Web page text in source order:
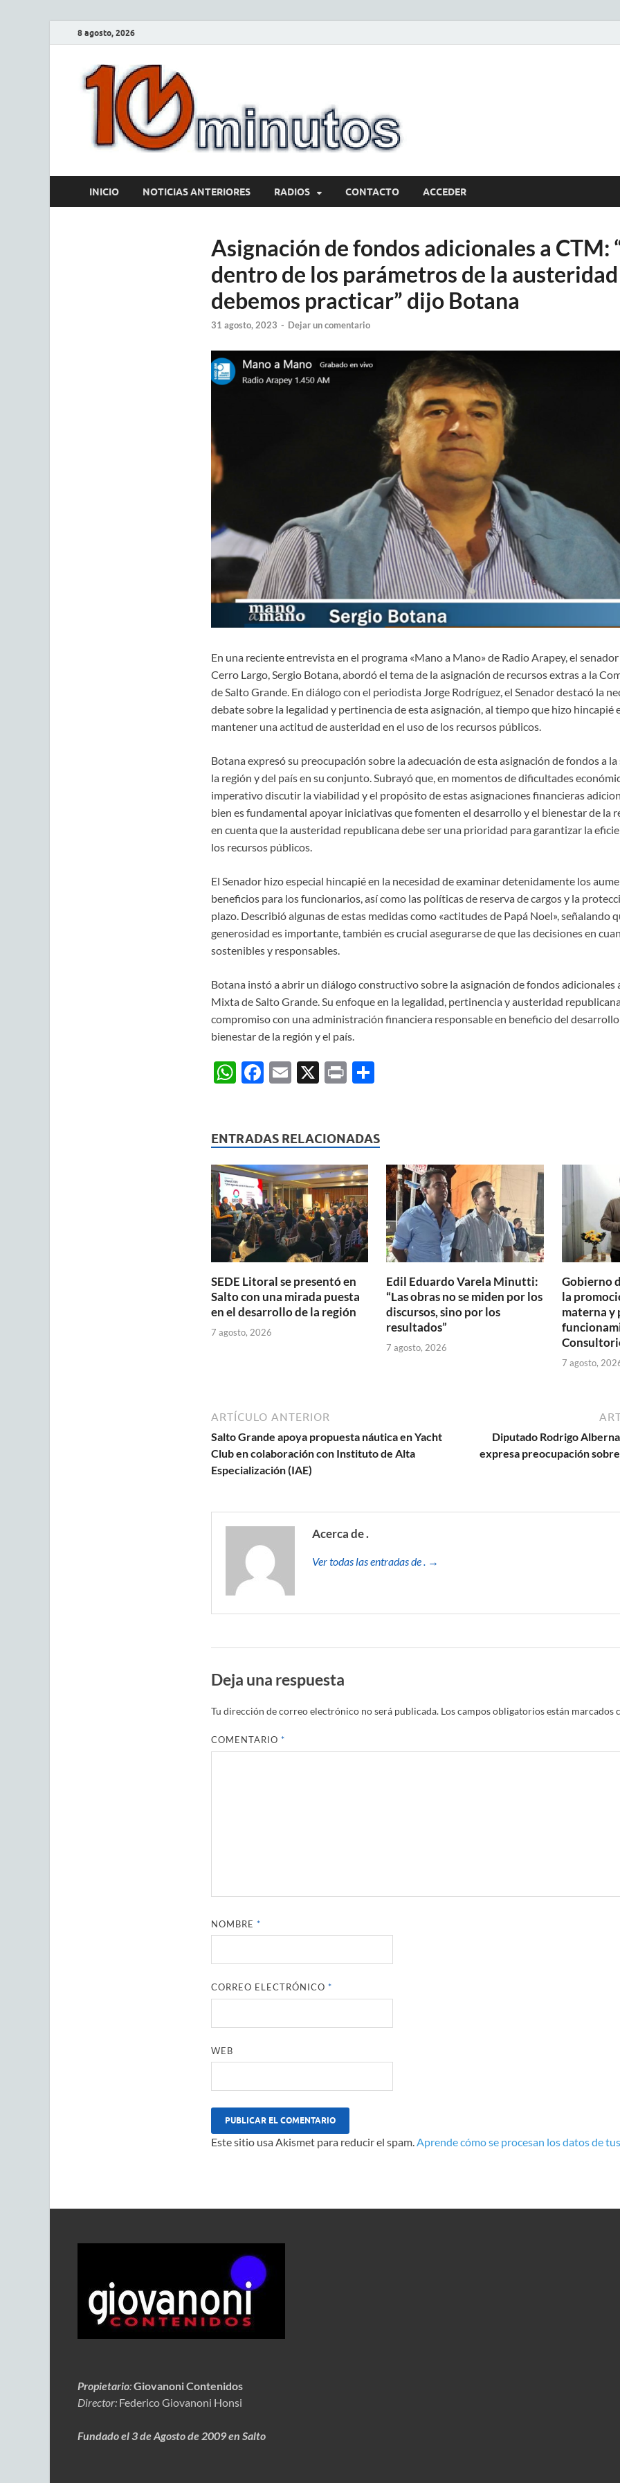
8 agosto, 2026
INICIO NOTICIAS ANTERIORES RADIOS CONTACTO ACCEDER
Asignación de fondos adicionales a CTM:
dentro de los parámetros de la
debemos practicar” dijo Botana
31 agosto, 2023 - Dejar un comentario
En una reciente entrevista en el programa «Mano a Mano» de Radio Arapey, el
Cerro Largo, Sergio Botana, abordó el tema de la asignación de recursos extras a la
de Salto Grande. En diálogo con el periodista Jorge Rodríguez, el Senador destacó la
debate sobre la legalidad y pertinencia de esta asignación, al tiempo que hizo hincapié
mantener una actitud de austeridad en el uso de los recursos públicos.
Botana expresó su preocupación sobre la adecuación de esta asignación de fondos a
la región y del país en su conjunto. Subrayó que, en momentos de dificultades
imperativo discutir la viabilidad y el propósito de estas asignaciones financieras
bien es fundamental apoyar iniciativas que fomenten el desarrollo y el bienestar de la
en cuenta que la austeridad republicana debe ser una prioridad para garantizar la
los recursos públicos.
El Senador hizo especial hincapié en la necesidad de examinar detenidamente los
beneficios para los funcionarios, así como las políticas de reserva de cargos y la
plazo. Describió algunas de estas medidas como «actitudes de Papá Noel», señalando
generosidad es importante, también es crucial asegurarse de que las decisiones en
sostenibles y responsables.
Botana instó a abrir un diálogo constructivo sobre la asignación de fondos adicionales
Mixta de Salto Grande. Su enfoque en la legalidad, pertinencia y austeridad
compromiso con una administración financiera responsable en beneficio del
bienestar de la región y el país.
W
s
A
p
p
F
b
o
o
k
E X P C
p
ar
ti
ENTRADAS RELACIONADAS
SEDE Litoral se presentó en
Salto con una mirada puesta
en el desarrollo de la región
7 agosto, 2026
Edil Eduardo Varela Minutti:
“Las obras no se miden por los
discursos, sino por los
resultados”
7 agosto, 2026
Gobierno
la
materna y
7 agosto,
ARTÍCULO ANTERIOR
Salto Grande apoya propuesta náutica en Yacht
Club en colaboración con Instituto de Alta
Especialización (IAE)
Diputado Rodrigo
expresa preocupación
Acerca de .
Ver todas las entradas de . →
Deja una respuesta
Tu dirección de correo electrónico no será publicada. Los campos obligatorios están marcados
COMENTARIO *
NOMBRE *
CORREO ELECTRÓNICO *
WEB
Este sitio usa Akismet para reducir el spam.Aprende cómo se procesan los datos de
Propietario:Giovanoni Contenidos
Director: Federico Giovanoni Honsi
Fundado el 3 de Agosto de 2009 en Salto